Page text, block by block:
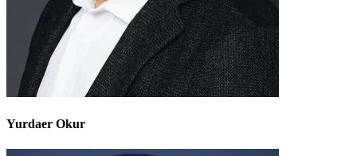
Yurdaer Okur